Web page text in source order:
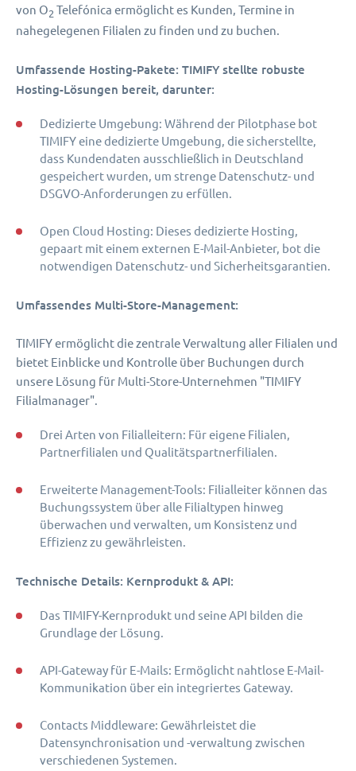
von O2 Telefónica ermöglicht es Kunden, Termine in
nahegelegenen Filialen zu finden und zu buchen.
Umfassende Hosting-Pakete: TIMIFY stellte robuste
Hosting-Lösungen bereit, darunter:
Dedizierte Umgebung: Während der Pilotphase bot
TIMIFY eine dedizierte Umgebung, die sicherstellte,
dass Kundendaten ausschließlich in Deutschland
gespeichert wurden, um strenge Datenschutz- und
DSGVO-Anforderungen zu erfüllen.
Open Cloud Hosting: Dieses dedizierte Hosting,
gepaart mit einem externen E-Mail-Anbieter, bot die
notwendigen Datenschutz- und Sicherheitsgarantien.
Umfassendes Multi-Store-Management:
TIMIFY ermöglicht die zentrale Verwaltung aller Filialen und
bietet Einblicke und Kontrolle über Buchungen durch
unsere Lösung für Multi-Store-Unternehmen "TIMIFY
Filialmanager".
Drei Arten von Filialleitern: Für eigene Filialen,
Partnerfilialen und Qualitätspartnerfilialen.
Erweiterte Management-Tools: Filialleiter können das
Buchungssystem über alle Filialtypen hinweg
überwachen und verwalten, um Konsistenz und
Effizienz zu gewährleisten.
Technische Details: Kernprodukt & API:
Das TIMIFY-Kernprodukt und seine API bilden die
Grundlage der Lösung.
API-Gateway für E-Mails: Ermöglicht nahtlose E-Mail-
Kommunikation über ein integriertes Gateway.
Contacts Middleware: Gewährleistet die
Datensynchronisation und -verwaltung zwischen
verschiedenen Systemen.